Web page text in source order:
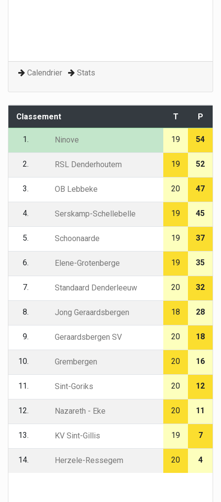
Calendrier Stats
Classement T P
1. Ninove 19 54
2. RSL Denderhoutem 19 52
3. OB Lebbeke 20 47
4. Serskamp-Schellebelle 19 45
5. Schoonaarde 19 37
6. Elene-Grotenberge 19 35
7. Standaard Denderleeuw 20 32
8. Jong Geraardsbergen 18 28
9. Geraardsbergen SV 20 18
10. Grembergen 20 16
11. Sint-Goriks 20 12
12. Nazareth - Eke 20 11
13. KV Sint-Gillis 19 7
14. Herzele-Ressegem 20 4